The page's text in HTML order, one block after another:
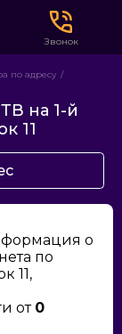
Звонок
по адресу
на 1-й
11
о
по
11,
от 0